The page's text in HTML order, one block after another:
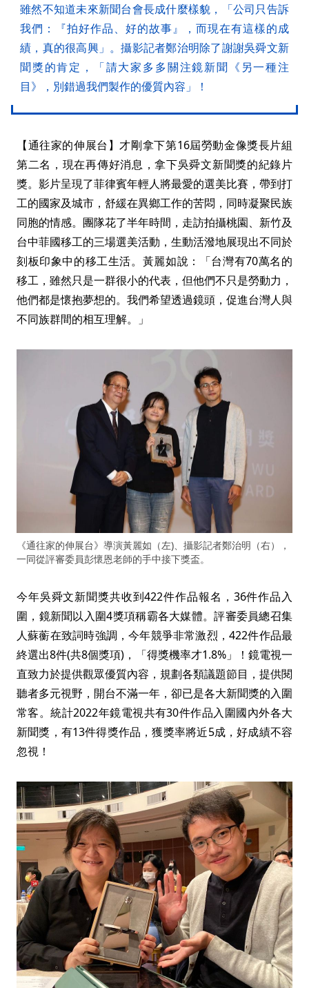
雖然不知道未來新聞台會長成什麼樣貌，「公司只告訴
我們：『拍好作品、好的故事』，而現在有這樣的成
績，真的很高興」。攝影記者鄭治明除了謝謝吳舜文新
聞獎的肯定，「請大家多多關注鏡新聞《另一種注
目》，別錯過我們製作的優質內容」！
【通往家的伸展台】才剛拿下第16屆勞動金像獎長片組
第二名，現在再傳好消息，拿下吳舜文新聞獎的紀錄片
獎。影片呈現了菲律賓年輕人將最愛的選美比賽，帶到打
工的國家及城市，舒緩在異鄉工作的苦悶，同時凝聚民族
同胞的情感。團隊花了半年時間，走訪拍攝桃園、新竹及
台中菲國移工的三場選美活動，生動活潑地展現出不同於
刻板印象中的移工生活。黃麗如說：「台灣有70萬名的
移工，雖然只是一群很小的代表，但他們不只是勞動力，
他們都是懷抱夢想的。我們希望透過鏡頭，促進台灣人與
不同族群間的相互理解。」
《通往家的伸展台》導演黃麗如（左)、攝影記者鄭治明（右），
一同從評審委員彭懷恩老師的手中接下獎盃。
今年吳舜文新聞獎共收到422件作品報名，36件作品入
圍，鏡新聞以入圍4獎項稱霸各大媒體。評審委員總召集
人蘇蘅在致詞時強調，今年競爭非常激烈，422件作品最
終選出8件(共8個獎項)，「得獎機率才1.8%」！鏡電視一
直致力於提供觀眾優質內容，規劃各類議題節目，提供閱
聽者多元視野，開台不滿一年，卻已是各大新聞獎的入圍
常客。統計2022年鏡電視共有30件作品入圍國內外各大
新聞獎，有13件得獎作品，獲獎率將近5成，好成績不容
忽視！